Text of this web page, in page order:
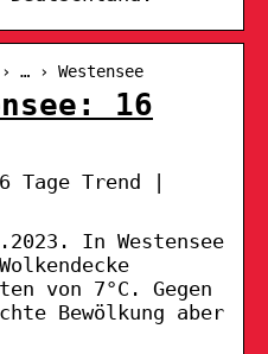
… › Westensee
16
Tage Trend |
In Westensee
von 7°C. Gegen
Bewölkung aber